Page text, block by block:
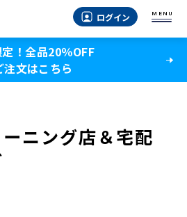
ログイン MENU
！全品20％OFF
注文はこちら
ニング店＆宅配